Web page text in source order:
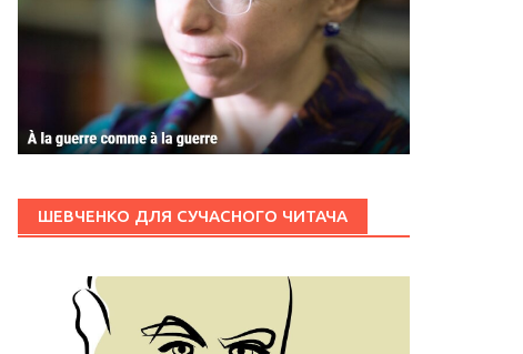
ШЕВЧЕНКО ДЛЯ СУЧАСНОГО ЧИТАЧА